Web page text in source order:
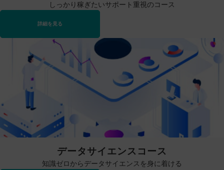
しっかり稼ぎたいサポート重視のコース
詳細を見る
データサイエンスコース
知識ゼロからデータサイエンスを身に着ける